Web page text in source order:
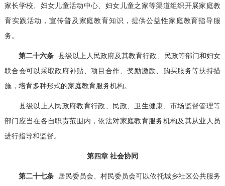
家长学校、妇女儿童活动中心、妇女儿童之家等渠道组织开展家庭教
育实践活动，宣传普及家庭教育知识，提供公益性家庭教育指导服
务。
第二十六条 县级以上人民政府及其教育行政、民政等部门和妇女
联合会可以采取政府补贴、项目合作、奖励激励、购买服务等扶持措
施，培育多种形式的家庭教育服务机构。
县级以上人民政府教育行政、民政、卫生健康、市场监督管理等
部门应当在各自职责范围内，依法对家庭教育服务机构及其从业人员
进行指导和监督。
第四章 社会协同
第二十七条
居民委员会、村民委员会可以依托城乡社区公共服务